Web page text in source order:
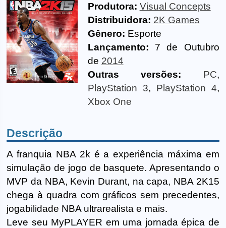
Produtora: Visual Concepts
Distribuidora: 2K Games
Gênero: Esporte
Lançamento: 7 de Outubro
de 2014
Outras versões:
PC,
PlayStation 3, PlayStation 4,
Xbox One
Descrição
A franquia NBA 2k é a experiência máxima em
simulação de jogo de basquete. Apresentando o
MVP da NBA, Kevin Durant, na capa, NBA 2K15
chega à quadra com gráficos sem precedentes,
jogabilidade NBA ultrarealista e mais.
Leve seu MyPLAYER em uma jornada épica de